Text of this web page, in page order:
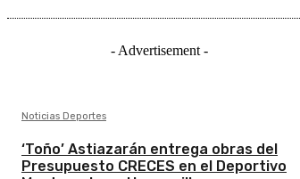
- Advertisement -
Noticias Deportes
‘Toño’ Astiazarán entrega obras del
Presupuesto CRECES en el Deportivo